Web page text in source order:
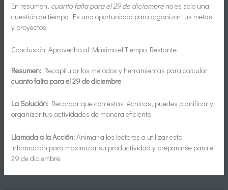
En resumen, cuanto falta para el 29 de diciembre no es solo una
cuestión de tiempo. Es una oportunidad para organizar tus metas
y proyectos.
Conclusión: Aprovecha al Máximo el Tiempo Restante
Resumen: Recapitular los métodos y herramientas para calcular
cuanto falta para el 29 de diciembre.
La Solución: Recordar que con estas técnicas, puedes planificar y
organizar tus actividades de manera eficiente.
Llamada a la Acción:Animar a los lectores a utilizar esta
información para maximizar su productividad y prepararse para el
29 de diciembre.